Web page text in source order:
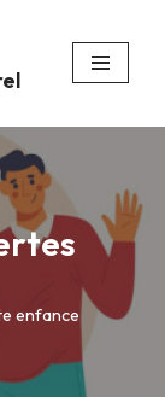
enfance